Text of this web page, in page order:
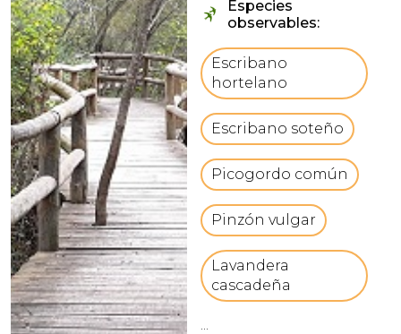
bosque de ribera junto
al cauce del río
Bullaque,aguas abajo
del embalse de torre
de Abraham. La senda
se encuentra rodeada
de frondosa v...
Especies
observables:
Escribano
hortelano
Escribano soteño
Picogordo común
Pinzón vulgar
Lavandera
cascadeña
...